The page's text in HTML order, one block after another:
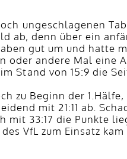
ungeschlagenen
denn über ein
gut um und hatte
andere Mal eine
Stand von 15:9 die
zu Beginn der
mit 21:11 ab.
33:17 die Punkte
VfL zum Einsatz